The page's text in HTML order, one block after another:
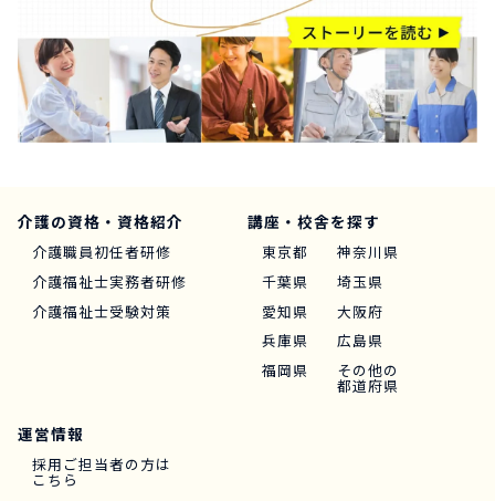
介護の資格・資格紹介
介護職員初任者研修
介護福祉士実務者研修
介護福祉士受験対策
講座・校舎を探す
東京都
神奈川県
千葉県
埼玉県
愛知県
大阪府
兵庫県
広島県
福岡県
その他の
都道府県
運営情報
採用ご担当者の方は
こちら